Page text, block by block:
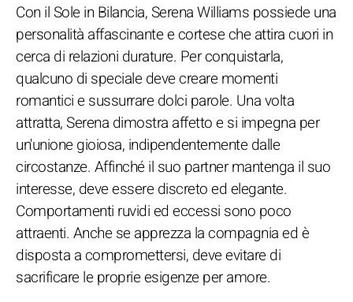
Con il Sole in Bilancia, Serena Williams possiede una
personalità affascinante e cortese che attira cuori in
cerca di relazioni durature. Per conquistarla,
qualcuno di speciale deve creare momenti
romantici e sussurrare dolci parole. Una volta
attratta, Serena dimostra affetto e si impegna per
un'unione gioiosa, indipendentemente dalle
circostanze. Affinché il suo partner mantenga il suo
interesse, deve essere discreto ed elegante.
Comportamenti ruvidi ed eccessi sono poco
attraenti. Anche se apprezza la compagnia ed è
disposta a compromettersi, deve evitare di
sacrificare le proprie esigenze per amore.